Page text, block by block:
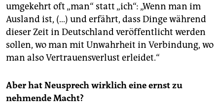
umgekehrt oft „man“ statt „ich“: „Wenn man im
Ausland ist, (…) und erfährt, dass Dinge während
dieser Zeit in Deutschland veröffentlicht werden
sollen, wo man mit Unwahrheit in Verbindung, wo
man also Vertrauensverlust erleidet.“
Aber hat Neusprech wirklich eine ernst zu
nehmende Macht?